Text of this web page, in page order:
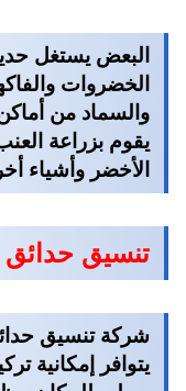
البعض يستغل
الخضروات
والسماد من
يقوم بزراعة
الأخضر وأشياء
تنسيق حدائق
شركة تنسيق
يتوافر إمكانية